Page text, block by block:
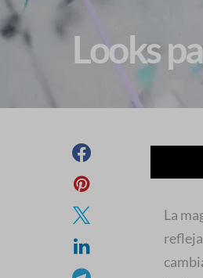
Looks
La